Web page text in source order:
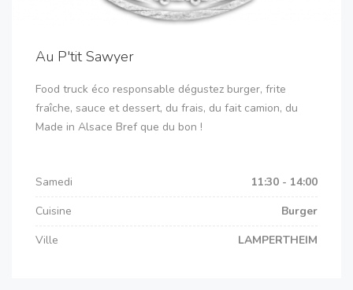
Au P'tit Sawyer
Food truck éco responsable dégustez burger, frite
fraîche, sauce et dessert, du frais, du fait camion, du
Made in Alsace Bref que du bon !
Samedi
11:30 - 14:00
Cuisine
Burger
Ville
LAMPERTHEIM